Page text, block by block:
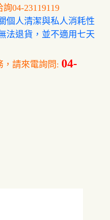
04-23119119
個人清潔與私人消耗性
法退貨，並不適用七天
請來電詢問: 04-